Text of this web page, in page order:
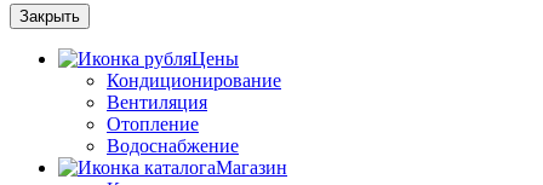
Закрыть
Цены
Кондиционирование
Вентиляция
Отопление
Водоснабжение
Магазин